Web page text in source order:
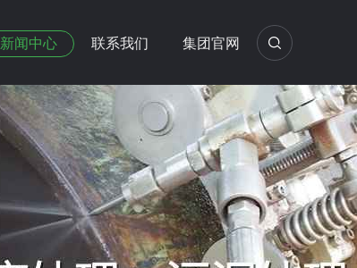
新闻中心 联系我们 集团官网